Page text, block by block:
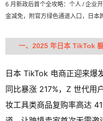
6 月新政后首个全攻略：个人 / 企业
金减免，附官方绿色通道入口，日本
一、2025 年日本 TikTok
日本 TikTok 电商正迎来
同比暴涨 217%，Z 世代用
妆工具类商品复购率高达